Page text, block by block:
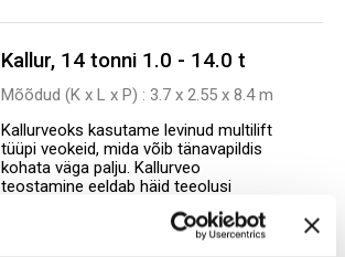
Kallur, 14 tonni 1.0 - 14.0 t
Mõõdud (K x L x P) : 3.7 х 2.55 х 8.4 m
Kallurveoks kasutame levinud multilift
tüüpi veokeid, mida võib tänavapildis
kohata väga palju. Kallurveo
teostamine eeldab häid teeolusi
piisavalt manööverdamisruumi.